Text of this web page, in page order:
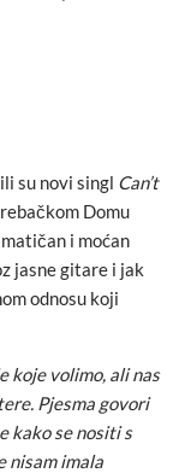
su novi singl Can’t
Domu
i moćan
jasne gitare i jak
odnosu koji
koje volimo, ali nas
Pjesma govori
kako se nositi s
nisam imala